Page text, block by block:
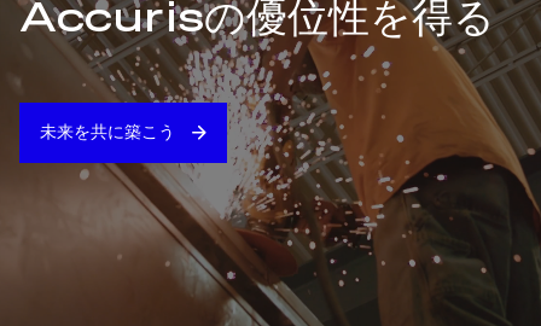
Accurisの優位性を得る
未来を共に築こう